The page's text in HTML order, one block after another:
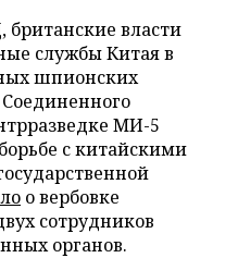
британские власти
службы Китая в
шпионских
МИ-5
с китайскими
о вербовке
сотрудников
органов.